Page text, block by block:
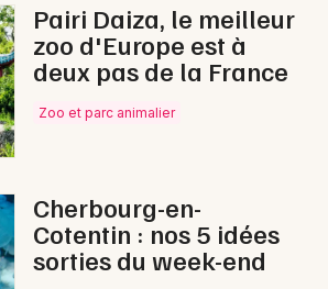
sorties
Pairi Daiza, le meilleur
zoo d'Europe est à
deux pas de la France
Zoo et parc animalier
Cherbourg-en-
Cotentin : nos 5 idées
sorties du week-end